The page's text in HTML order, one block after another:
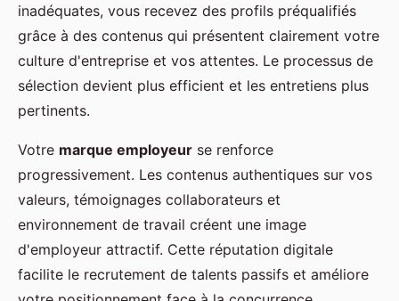
inadéquates, vous recevez des profils préqualifiés
grâce à des contenus qui présentent clairement votre
culture d'entreprise et vos attentes. Le processus de
sélection devient plus efficient et les entretiens plus
pertinents.
Votre marque employeur se renforce
progressivement. Les contenus authentiques sur vos
valeurs, témoignages collaborateurs et
environnement de travail créent une image
d'employeur attractif. Cette réputation digitale
facilite le recrutement de talents passifs et améliore